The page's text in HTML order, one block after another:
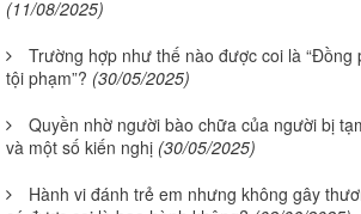
(11/08/2025)
Trường hợp như thế nào được coi là “Đồng
tội phạm”? (30/05/2025)
Quyền nhờ người bào chữa của người bị
và một số kiến nghị (30/05/2025)
Hành vi đánh trẻ em nhưng không gây